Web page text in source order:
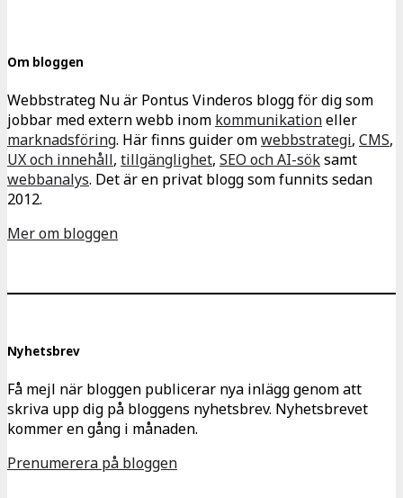
Om bloggen
Webbstrateg Nu är Pontus Vinderos blogg för dig som
jobbar med extern webb inom kommunikationeller
marknadsföring. Här finns guider omwebbstrategi, CMS,
UX och innehåll, tillgänglighet, SEO och AI-söksamt
webbanalys. Det är en privat blogg som funnits sedan
2012.
Mer om bloggen
Nyhetsbrev
Få mejl när bloggen publicerar nya inlägg genom att
skriva upp dig på bloggens nyhetsbrev. Nyhetsbrevet
kommer en gång i månaden.
Prenumerera på bloggen